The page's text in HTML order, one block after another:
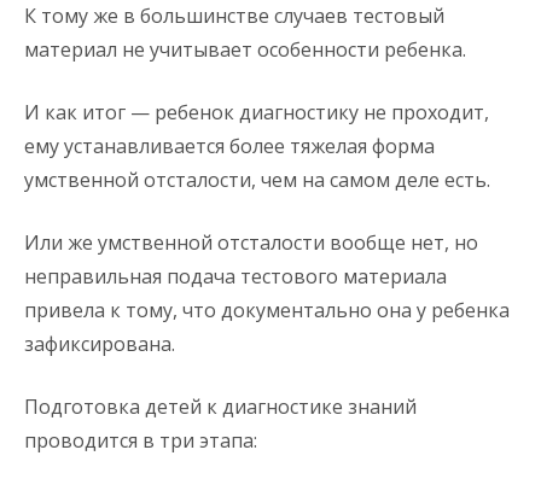
К тому же в большинстве случаев тестовый
материал не учитывает особенности ребенка.
И как итог — ребенок диагностику не проходит,
ему устанавливается более тяжелая форма
умственной отсталости, чем на самом деле есть.
Или же умственной отсталости вообще нет, но
неправильная подача тестового материала
привела к тому, что документально она у ребенка
зафиксирована.
Подготовка детей к диагностике знаний
проводится в три этапа: